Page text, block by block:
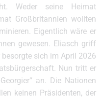
Weder seine Heimat
Großbritannien wollten
Eigentlich wäre er
gewesen. Eliasch griff
sich im April 2026
Nun tritt er
an. Die Nationen
keinen Präsidenten, der